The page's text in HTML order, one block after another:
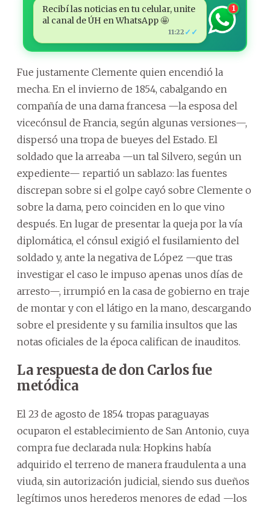
Recibí las noticias en tu celular, unite
al canal de ÚH en WhatsApp 🤩
11:22 ✓✓
1
Fue justamente Clemente quien encendió la
mecha. En el invierno de 1854, cabalgando en
compañía de una dama francesa —la esposa del
vicecónsul de Francia, según algunas versiones—,
dispersó una tropa de bueyes del Estado. El
soldado que la arreaba —un tal Silvero, según un
expediente— repartió un sablazo: las fuentes
discrepan sobre si el golpe cayó sobre Clemente o
sobre la dama, pero coinciden en lo que vino
después. En lugar de presentar la queja por la vía
diplomática, el cónsul exigió el fusilamiento del
soldado y, ante la negativa de López —que tras
investigar el caso le impuso apenas unos días de
arresto—, irrumpió en la casa de gobierno en traje
de montar y con el látigo en la mano, descargando
sobre el presidente y su familia insultos que las
notas oficiales de la época califican de inauditos.
La respuesta de don Carlos fue
metódica
El 23 de agosto de 1854 tropas paraguayas
ocuparon el establecimiento de San Antonio, cuya
compra fue declarada nula: Hopkins había
adquirido el terreno de manera fraudulenta a una
viuda, sin autorización judicial, siendo sus dueños
legítimos unos herederos menores de edad —los